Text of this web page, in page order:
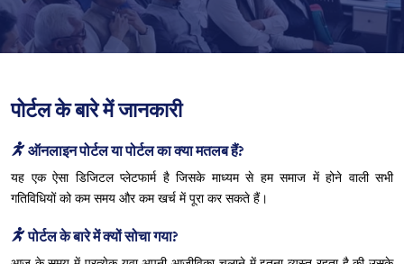
पोर्टल के बारे में जानकारी
ऑनलाइन पोर्टल या पोर्टल का क्या मतलब हैं?
यह एक ऐसा डिजिटल प्लेटफार्म है जिसके माध्यम से हम समाज में होने वाली सभी
गतिविधियों को कम समय और कम खर्च में पूरा कर सकते हैं।
पोर्टल के बारे में क्यों सोचा गया?